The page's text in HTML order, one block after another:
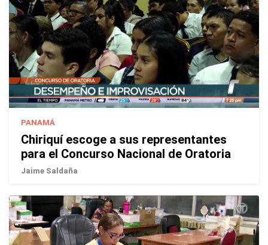
PANAMÁ
Chiriquí escoge a sus representantes
para el Concurso Nacional de Oratoria
Jaime Saldaña